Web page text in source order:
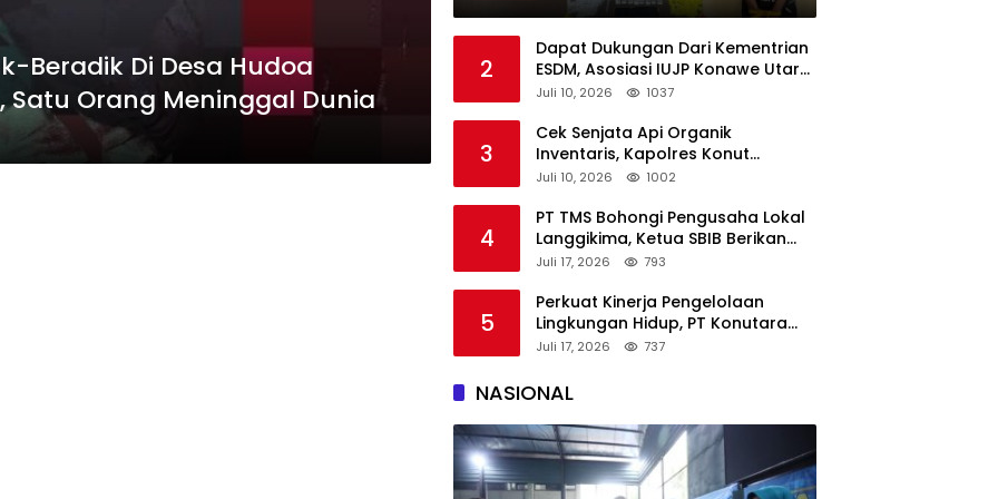
Beradik Di Desa Hudoa
Satu Orang Meninggal Dunia
Polisi
2
Dapat Dukungan Dari Kementrian
ESDM, Asosiasi IUJP Konawe Utara
Bakal Kunjungi Pemegang IUP di
Juli 10, 2026 1037
3
Cek Senjata Api Organik
Inventaris, Kapolres Konut
Pastikan Kondisi Terawat dan Siap
Juli 10, 2026 1002
4
PT TMS Bohongi Pengusaha Lokal
Langgikima, Ketua SBIB Berikan
Kritik Keras
Juli 17, 2026 793
5
Perkuat Kinerja Pengelolaan
Lingkungan Hidup, PT Konutara
Sejati Terima Bintek Proper DLH
Juli 17, 2026 737
NASIONAL